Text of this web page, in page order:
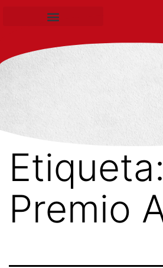
Etiqueta:
Premio